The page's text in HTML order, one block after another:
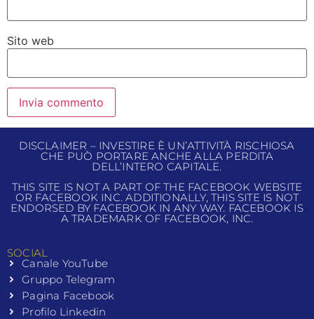
Sito web
DISCLAIMER – INVESTIRE È UN’ATTIVITÀ RISCHIOSA
CHE PUÒ PORTARE ANCHE ALLA PERDITA
DELL’INTERO CAPITALE.
THIS SITE IS NOT A PART OF THE FACEBOOK WEBSITE
OR FACEBOOK INC. ADDITIONALLY, THIS SITE IS NOT
ENDORSED BY FACEBOOK IN ANY WAY. FACEBOOK IS
A TRADEMARK OF FACEBOOK, INC.
SOCIAL
Canale YouTube
Gruppo Telegram
Pagina Facebook
Profilo Linkedin